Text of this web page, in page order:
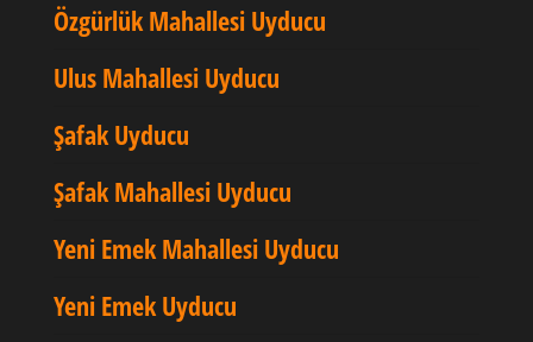
Özgürlük Mahallesi Uyducu
Ulus Mahallesi Uyducu
Şafak Uyducu
Şafak Mahallesi Uyducu
Yeni Emek Mahallesi Uyducu
Yeni Emek Uyducu